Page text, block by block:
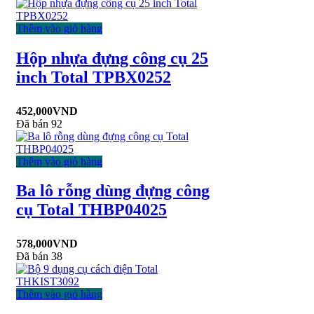
Thêm vào giỏ hàng
Hộp nhựa đựng công cụ 25
inch Total TPBX0252
452,000VND
Đã bán 92
Thêm vào giỏ hàng
Ba lô rỗng dùng đựng công
cụ Total THBP04025
578,000VND
Đã bán 38
Thêm vào giỏ hàng